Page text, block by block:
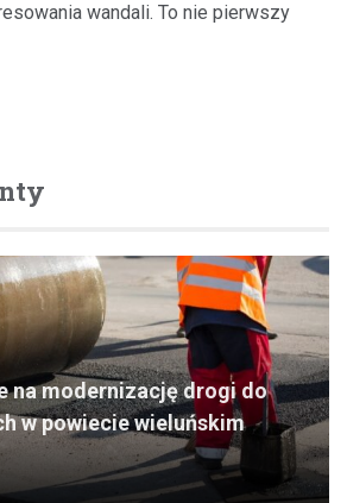
wandali. To nie pierwszy
na modernizację drogi do
w powiecie wieluńskim